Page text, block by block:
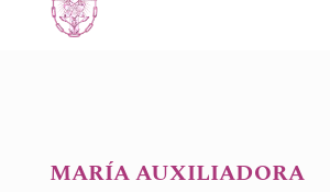
MARÍA AUXILIADORA